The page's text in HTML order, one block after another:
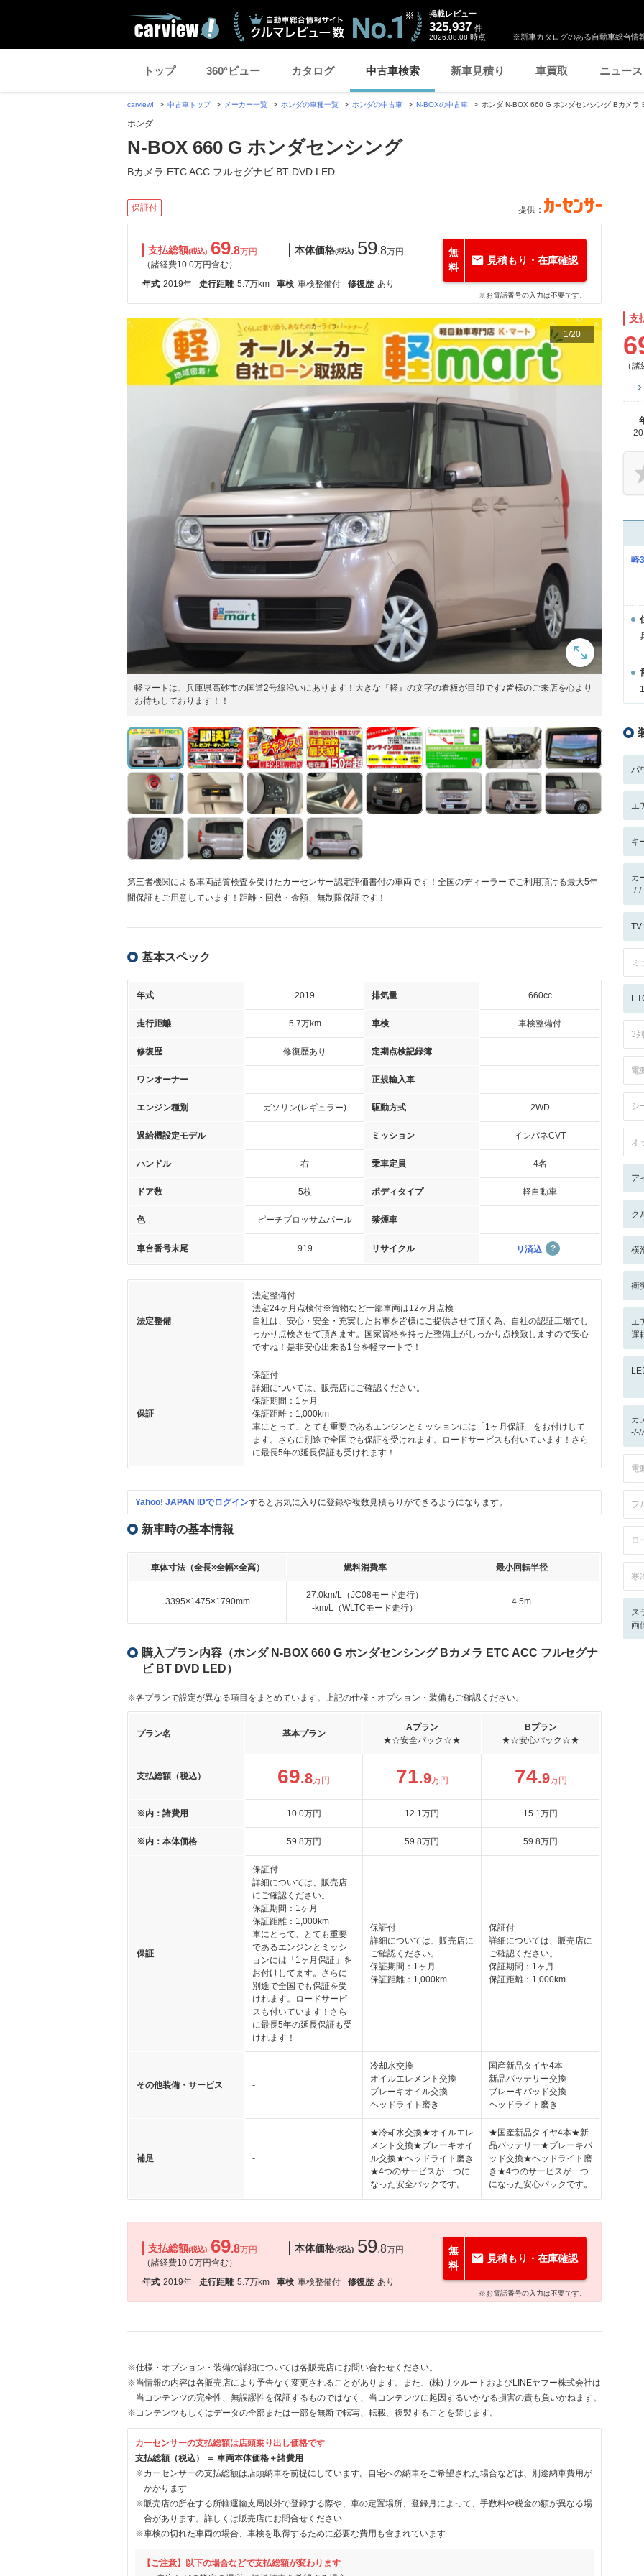
※新車カタログのある自動車総合情
掲載レビュー
325,937 件
2026.08.08 時点
トップ 360°ビュー カタログ 中古車検索 新車見積り 車買取 ニュース
carview! 中古車トップ メーカー一覧 ホンダの車種一覧 ホンダの中古車 N-BOXの中古車 ホンダ N-BOX 660 G ホンダセンシング Bカメラ
ホンダ
N-BOX 660 G ホンダセンシング
Bカメラ ETC ACC フルセグナビ BT DVD LED
保証付 提供：
支払総額(税込) 69.8万円
（諸経費10.0万円含む）
本体価格(税込) 59.8万円
年式 2019年 走行距離 5.7万km 車検 車検整備付 修復歴 あり
無
料
見積もり・在庫確認
※お電話番号の入力は不要です。
1/20
軽マートは、兵庫県高砂市の国道2号線沿いにあります！大きな『軽』の文字の看板が目印です♪皆様のご来店を心より
お待ちしております！！
第三者機関による車両品質検査を受けたカーセンサー認定評価書付の車両です！全国のディーラーでご利用頂ける最大5年
間保証もご用意しています！距離・回数・金額、無制限保証です！
基本スペック
年式 2019 排気量 660cc
走行距離 5.7万km 車検 車検整備付
修復歴 修復歴あり 定期点検記録簿 -
ワンオーナー - 正規輸入車 -
エンジン種別 ガソリン(レギュラー) 駆動方式 2WD
過給機設定モデル - ミッション インパネCVT
ハンドル 右 乗車定員 4名
ドア数 5枚 ボディタイプ 軽自動車
色 ピーチブロッサムパール 禁煙車 -
車台番号末尾 919 リサイクル リ済込
法定整備
法定整備付
法定24ヶ月点検付※貨物など一部車両は12ヶ月点検
自社は、安心・安全・充実したお車を皆様にご提供させて頂く為、自社の認証工場でし
っかり点検させて頂きます。国家資格を持った整備士がしっかり点検致しますので安心
ですね！是非安心出来る1台を軽マートで！
保証
保証付
詳細については、販売店にご確認ください。
保証期間：1ヶ月
保証距離：1,000km
車にとって、とても重要であるエンジンとミッションには「1ヶ月保証」をお付けして
ます。さらに別途で全国でも保証を受けれます。ロードサービスも付いています！さら
に最長5年の延長保証も受けれます！
Yahoo! JAPAN IDでログインするとお気に入りに登録や複数見積もりができるようになります。
新車時の基本情報
車体寸法（全長×全幅×全高） 燃料消費率 最小回転半径
3395×1475×1790mm
27.0km/L（JC08モード走行）
-km/L（WLTCモード走行）
4.5m
購入プラン内容（ホンダ N-BOX 660 G ホンダセンシング Bカメラ ETC ACC フルセグナ
ビ BT DVD LED）
※各プランで設定が異なる項目をまとめています。上記の仕様・オプション・装備もご確認ください。
プラン名 基本プラン
Aプラン
★☆安全パック☆★
Bプラン
★☆安心パック☆★
支払総額（税込） 69.8万円 71.9万円 74.9万円
※内：諸費用 10.0万円 12.1万円 15.1万円
※内：本体価格 59.8万円 59.8万円 59.8万円
保証
保証付
詳細については、販売店
にご確認ください。
保証期間：1ヶ月
保証距離：1,000km
車にとって、とても重要
であるエンジンとミッシ
ョンには「1ヶ月保証」を
お付けしてます。さらに
別途で全国でも保証を受
けれます。ロードサービ
スも付いています！さら
に最長5年の延長保証も受
けれます！
保証付
詳細については、販売店に
ご確認ください。
保証期間：1ヶ月
保証距離：1,000km
保証付
詳細については、販売店に
ご確認ください。
保証期間：1ヶ月
保証距離：1,000km
その他装備・サービス -
冷却水交換
オイルエレメント交換
ブレーキオイル交換
ヘッドライト磨き
国産新品タイヤ4本
新品バッテリー交換
ブレーキパッド交換
ヘッドライト磨き
補足 -
★冷却水交換★オイルエレ
メント交換★ブレーキオイ
ル交換★ヘッドライト磨き
★4つのサービスが一つに
なった安全パックです。
★国産新品タイヤ4本★新
品バッテリー★ブレーキパ
ッド交換★ヘッドライト磨
き★4つのサービスが一つ
になった安心パックです。
支払総額(税込) 69.8万円
（諸経費10.0万円含む）
本体価格(税込) 59.8万円
年式 2019年 走行距離 5.7万km 車検 車検整備付 修復歴 あり
無
料
見積もり・在庫確認
※お電話番号の入力は不要です。
※仕様・オプション・装備の詳細については各販売店にお問い合わせください。
※当情報の内容は各販売店により予告なく変更されることがあります。また、(株)リクルートおよびLINEヤフー株式会社は
当コンテンツの完全性、無誤謬性を保証するものではなく、当コンテンツに起因するいかなる損害の責も負いかねます。
※コンテンツもしくはデータの全部または一部を無断で転写、転載、複製することを禁じます。
カーセンサーの支払総額は店頭乗り出し価格です
支払総額（税込） ＝ 車両本体価格＋諸費用
※カーセンサーの支払総額は店頭納車を前提にしています。自宅への納車をご希望された場合などは、別途納車費用が
かかります
※販売店の所在する所轄運輸支局以外で登録する際や、車の定置場所、登録月によって、手数料や税金の額が異なる場
合があります。詳しくは販売店にお問合せください
※車検の切れた車両の場合、車検を取得するために必要な費用も含まれています
【ご注意】以下の場合などで支払総額が変わります
支
（
軽
パ
エ
キ
カ
ミ
3
電
シ
オ
ア
ク
横
衝
エ
運
カ
-/-/
電
フ
ロ
寒
ス
両